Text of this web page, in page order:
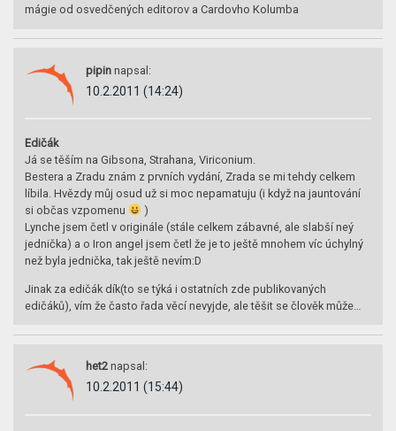
mágie od osvedčených editorov a Cardovho Kolumba
pipin napsal:
10.2.2011 (14:24)
Edičák
Já se těším na Gibsona, Strahana, Viriconium.
Bestera a Zradu znám z prvních vydání, Zrada se mi tehdy celkem
líbila. Hvězdy můj osud už si moc nepamatuju (i když na jauntování
si občas vzpomenu
)
Lynche jsem četl v originále (stále celkem zábavné, ale slabší neý
jednička) a o Iron angel jsem četl že je to ještě mnohem víc úchylný
než byla jednička, tak ještě nevím:D
Jinak za edičák dík(to se týká i ostatních zde publikovaných
edičáků), vím že často řada věcí nevyjde, ale těšit se člověk může…
het2 napsal:
10.2.2011 (15:44)